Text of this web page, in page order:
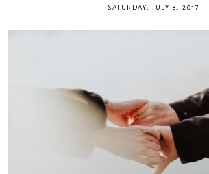
SATURDAY, JULY 8, 2017